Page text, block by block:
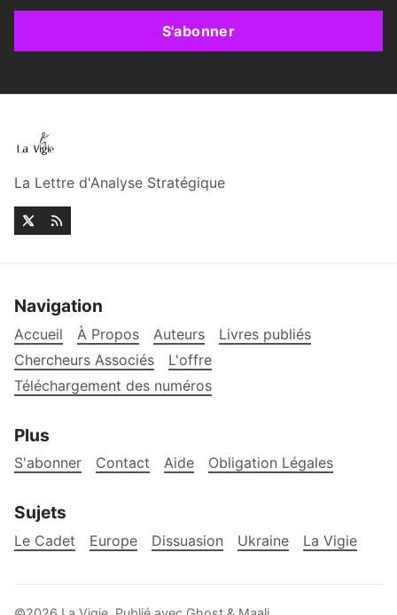
S'abonner
La Lettre d'Analyse Stratégique
Navigation
Accueil À Propos Auteurs
Livres publiés
Chercheurs Associés
L'offre
Téléchargement des numéros
Plus
S'abonner Contact Aide Obligation Légales
Sujets
Le Cadet Europe Dissuasion Ukraine La Vigie